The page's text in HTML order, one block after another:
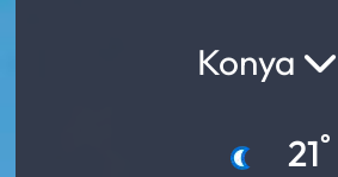
Konya
21°